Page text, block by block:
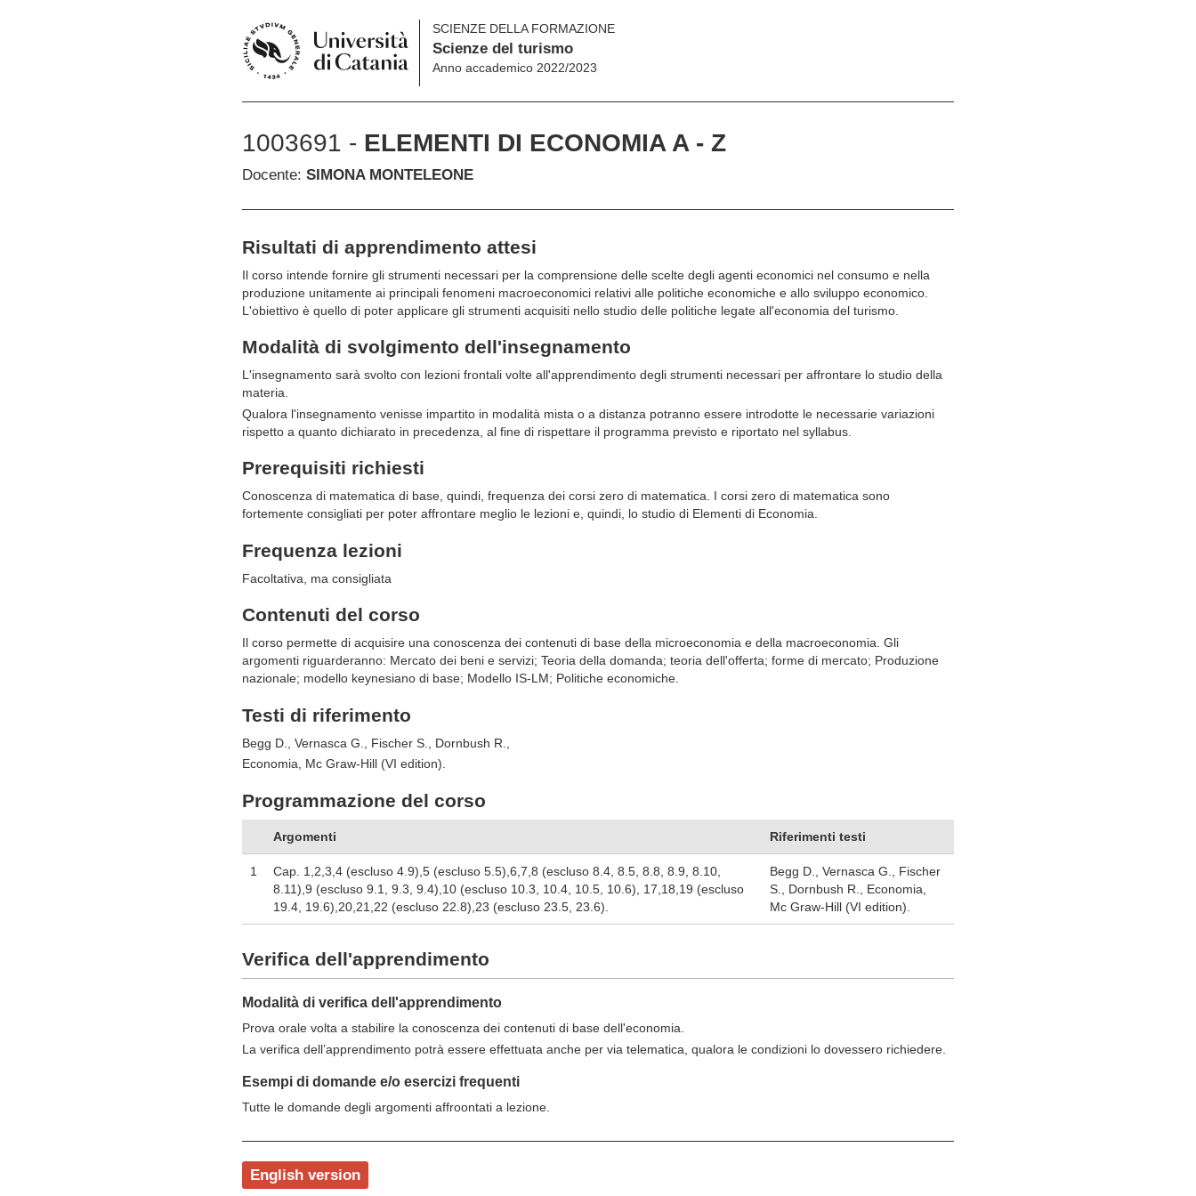
SCIENZE DELLA FORMAZIONE
Scienze del turismo
Anno accademico 2022/2023
1003691 - ELEMENTI DI ECONOMIA A - Z
Docente: SIMONA MONTELEONE
Risultati di apprendimento attesi
Il corso intende fornire gli strumenti necessari per la comprensione delle scelte degli agenti economici nel consumo e nella
produzione unitamente ai principali fenomeni macroeconomici relativi alle politiche economiche e allo sviluppo economico.
L'obiettivo è quello di poter applicare gli strumenti acquisiti nello studio delle politiche legate all'economia del turismo.
Modalità di svolgimento dell'insegnamento
L'insegnamento sarà svolto con lezioni frontali volte all'apprendimento degli strumenti necessari per affrontare lo studio della
materia.
Qualora l'insegnamento venisse impartito in modalità mista o a distanza potranno essere introdotte le necessarie variazioni
rispetto a quanto dichiarato in precedenza, al fine di rispettare il programma previsto e riportato nel syllabus.
Prerequisiti richiesti
Conoscenza di matematica di base, quindi, frequenza dei corsi zero di matematica. I corsi zero di matematica sono
fortemente consigliati per poter affrontare meglio le lezioni e, quindi, lo studio di Elementi di Economia.
Frequenza lezioni
Facoltativa, ma consigliata
Contenuti del corso
Il corso permette di acquisire una conoscenza dei contenuti di base della microeconomia e della macroeconomia. Gli
argomenti riguarderanno: Mercato dei beni e servizi; Teoria della domanda; teoria dell'offerta; forme di mercato; Produzione
nazionale; modello keynesiano di base; Modello IS-LM; Politiche economiche.
Testi di riferimento
Begg D., Vernasca G., Fischer S., Dornbush R.,
Economia, Mc Graw-Hill (VI edition).
Programmazione del corso
Argomenti Riferimenti testi
1
Cap. 1,2,3,4 (escluso 4.9),5 (escluso 5.5),6,7,8 (escluso 8.4, 8.5, 8.8, 8.9, 8.10,
8.11),9 (escluso 9.1, 9.3, 9.4),10 (escluso 10.3, 10.4, 10.5, 10.6), 17,18,19 (escluso
19.4, 19.6),20,21,22 (escluso 22.8),23 (escluso 23.5, 23.6).
Begg D., Vernasca G., Fischer
S., Dornbush R., Economia,
Mc Graw-Hill (VI edition).
Verifica dell'apprendimento
Modalità di verifica dell'apprendimento
Prova orale volta a stabilire la conoscenza dei contenuti di base dell'economia.
La verifica dell’apprendimento potrà essere effettuata anche per via telematica, qualora le condizioni lo dovessero richiedere.
Esempi di domande e/o esercizi frequenti
Tutte le domande degli argomenti affroontati a lezione.
English version